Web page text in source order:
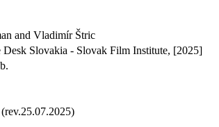
and Vladimír Štric
Desk Slovakia - Slovak Film Institute, [2025]